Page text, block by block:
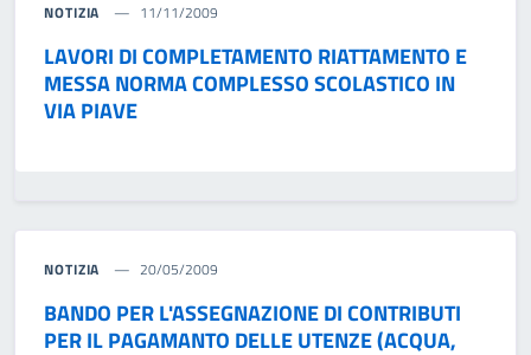
NOTIZIA 11/11/2009
LAVORI DI COMPLETAMENTO RIATTAMENTO E
MESSA NORMA COMPLESSO SCOLASTICO IN
VIA PIAVE
NOTIZIA 20/05/2009
BANDO PER L'ASSEGNAZIONE DI CONTRIBUTI
PER IL PAGAMANTO DELLE UTENZE (ACQUA,